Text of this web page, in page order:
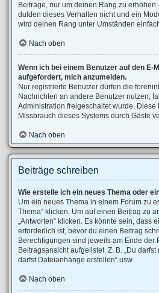
Beiträge, nur um deinen Rang zu
dulden dieses Verhalten nicht und ein
wird deinen Rang unter Umständen
Nach oben
Wenn ich bei einem Benutzer auf den E-
aufgefordert, mich anzumelden.
Nur registrierte Benutzer dürfen die
Nachrichten an andere Benutzer nutzen,
Administration freigeschaltet wurde. Diese
Missbrauch dieses Systems durch Gäste
Nach oben
Beiträge schreiben
Wie erstelle ich ein neues Thema oder
Um ein neues Thema in einem Forum zu
Thema“ klicken. Um auf einen Beitrag zu
„Antworten“ klicken. Es könnte sein, dass
erforderlich ist, bevor du einen Beitrag
Berechtigungen sind jeweils am Ende der
Beitragsansicht aufgelistet. Z. B. „Du
darfst Dateianhänge erstellen“ usw.
Nach oben